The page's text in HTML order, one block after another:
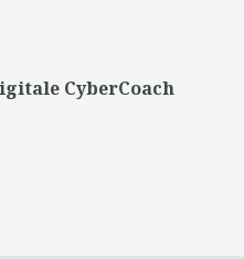
CyberCoach